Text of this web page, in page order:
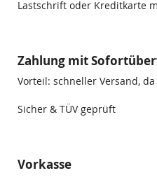
Lastschrift oder Kreditkarte
Zahlung mit
Vorteil: schneller Versand,
Sicher & TÜV geprüft
Vorkasse